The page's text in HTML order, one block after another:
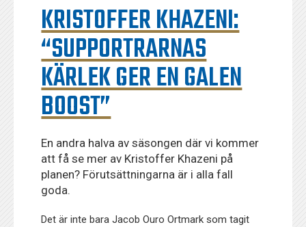
KRISTOFFER KHAZENI:
“SUPPORTRARNAS
KÄRLEK GER EN GALEN
BOOST”
En andra halva av säsongen där vi kommer
att få se mer av Kristoffer Khazeni på
planen? Förutsättningarna är i alla fall
goda.
Det är inte bara Jacob Ouro Ortmark som tagit